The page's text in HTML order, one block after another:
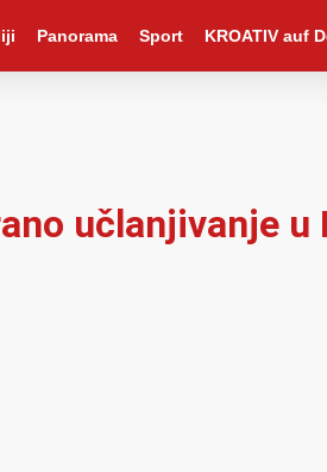
Panorama Sport KROATIV auf
učlanjivanje u